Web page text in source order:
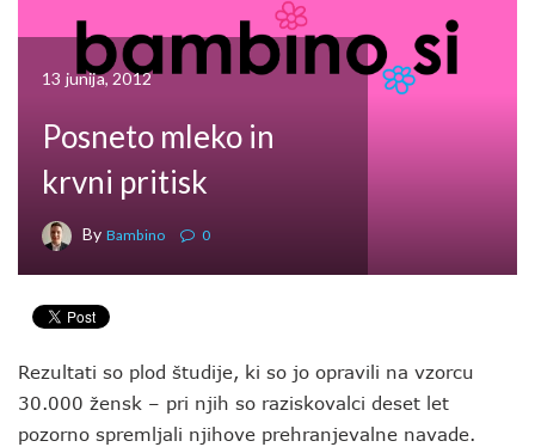
13 junija, 2012
Posneto mleko in
krvni pritisk
By Bambino 0
Rezultati so plod študije, ki so jo opravili na vzorcu
30.000 žensk – pri njih so raziskovalci deset let
pozorno spremljali njihove prehranjevalne navade.